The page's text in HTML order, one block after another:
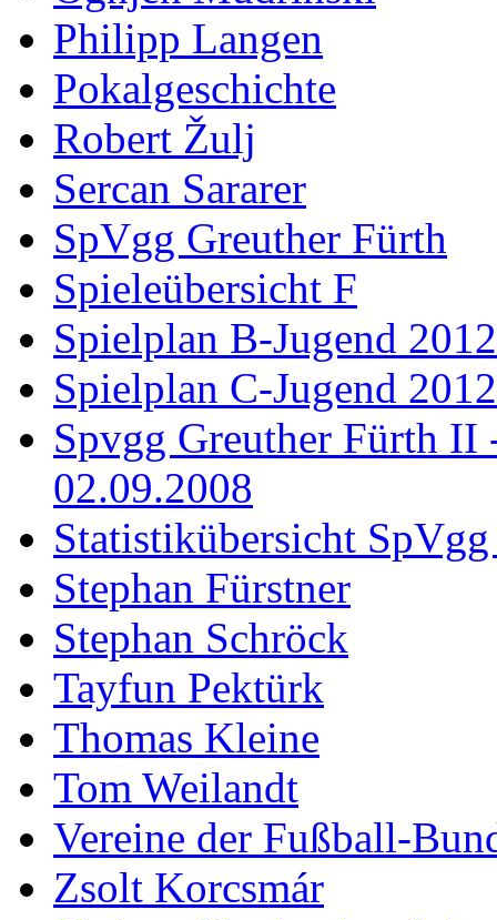
Philipp Langen
Pokalgeschichte
Robert Žulj
Sercan Sararer
SpVgg Greuther Fürth
Spieleübersicht F
Spielplan B-Jugend
Spielplan C-Jugend
Spvgg Greuther Fürth
02.09.2008
Statistikübersicht
Stephan Fürstner
Stephan Schröck
Tayfun Pektürk
Thomas Kleine
Tom Weilandt
Vereine der Fußball-
Zsolt Korcsmár